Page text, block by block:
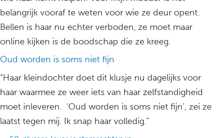
belangrijk vooraf te weten voor wie ze deur opent.
Bellen is haar nu echter verboden, ze moet maar
online kijken is de boodschap die ze kreeg.
Oud worden is soms niet fijn
“Haar kleindochter doet dit klusje nu dagelijks voor
haar waarmee ze weer iets van haar zelfstandigheid
moet inleveren. ‘Oud worden is soms niet fijn’, zei ze
laatst tegen mij. Ik snap haar volledig.”